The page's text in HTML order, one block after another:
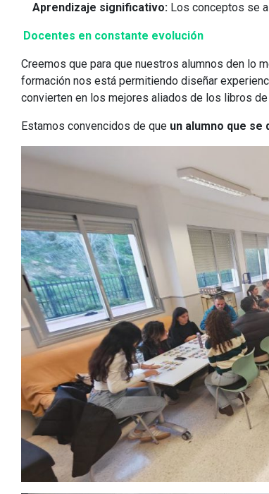
Aprendizaje significativo: Los conceptos se
Docentes en constante evolución
Creemos que para que nuestros alumnos den lo
formación nos está permitiendo diseñar
convierten en los mejores aliados de los libros
Estamos convencidos de que un alumno que